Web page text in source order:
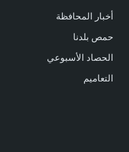
أخبار المحافظة
حمص بلدنا
الحصاد الأسبوعي
التعاميم